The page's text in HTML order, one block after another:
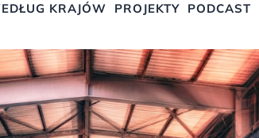
KRAJÓW PROJEKTY PODCAST